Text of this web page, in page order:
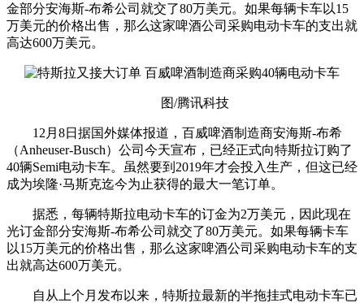
金部分安海斯-布希公司就交了80万美元。如果每辆卡车以15
万美元的价格出售，那么这家啤酒公司采购电动卡车的支出就
高达600万美元。
图/腾讯科技
12月8日据国外媒体报道，百威啤酒制造商安海斯-布希
（Anheuser-Busch）公司今天宣布，已经正式向特斯拉订购了
40辆Semi电动卡车。虽然要到2019年才会投入生产，但这已经
成为埃隆·马斯克迄今为止获得的最大一笔订单。
据悉，每辆特斯拉电动卡车的订金为2万美元，因此现在
光订金部分安海斯-布希公司就交了80万美元。如果每辆卡车
以15万美元的价格出售，那么这家啤酒公司采购电动卡车的支
出就高达600万美元。
自从上个月发布以来，特斯拉最新的半拖挂式电动卡车已